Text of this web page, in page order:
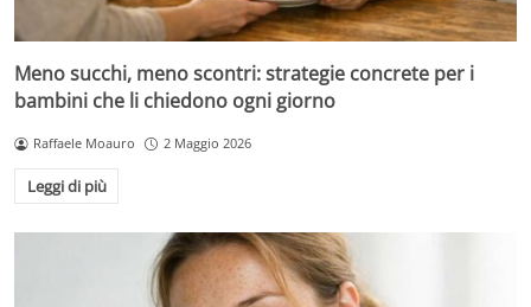
Meno succhi, meno scontri: strategie concrete per i
bambini che li chiedono ogni giorno
Raffaele Moauro 2 Maggio 2026
Leggi di più